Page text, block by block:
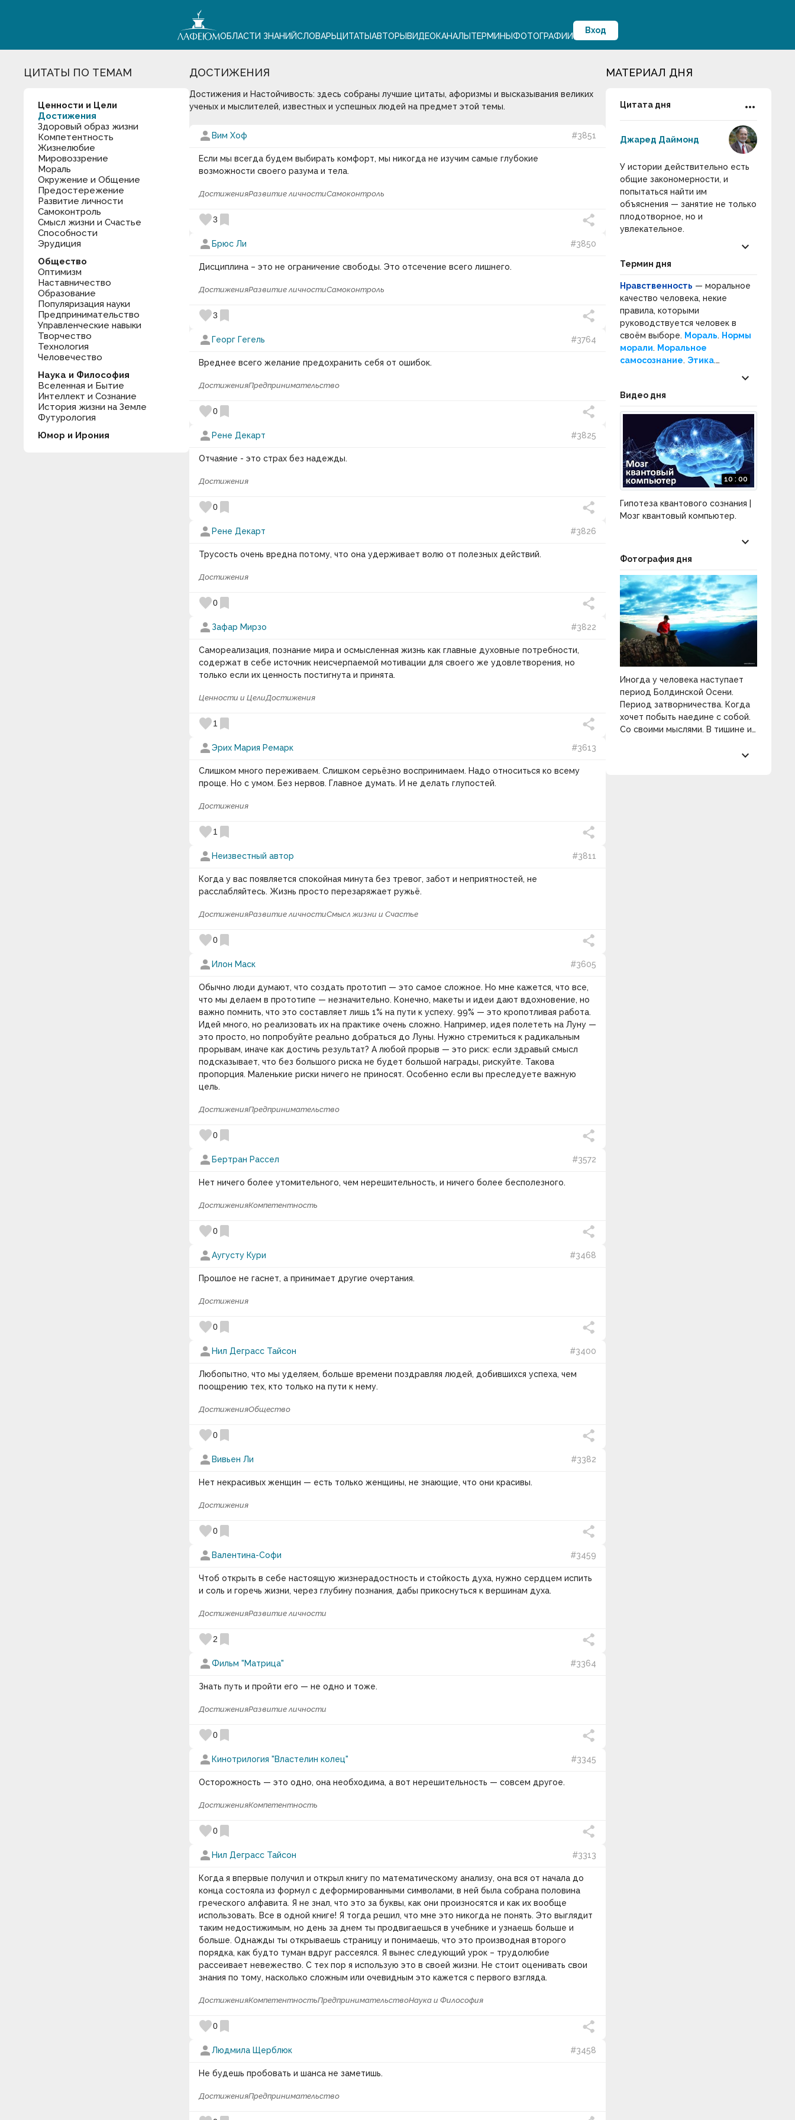
ОБЛАСТИ ЗНАНИЙСЛОВАРЬЦИТАТЫАВТОРЫВИДЕОКАНАЛЫТЕРМИНЫФОТОГРАФИИ
Вход
ЦИТАТЫ ПО ТЕМАМ
Ценности и Цели
Достижения
Здоровый образ жизни
Компетентность
Жизнелюбие
Мировоззрение
Мораль
Окружение и Общение
Предостережение
Развитие личности
Самоконтроль
Смысл жизни и Счастье
Способности
Эрудиция
Общество
Оптимизм
Наставничество
Образование
Популяризация науки
Предпринимательство
Управленческие навыки
Творчество
Технология
Человечество
Наука и Философия
Вселенная и Бытие
Интеллект и Сознание
История жизни на Земле
Футурология
Юмор и Ирония
ДОСТИЖЕНИЯ
Достижения и Настойчивость: здесь собраны лучшие цитаты, афоризмы и высказывания великих
ученых и мыслителей, известных и успешных людей на предмет этой темы.
person Вим Хоф #3851
Если мы всегда будем выбирать комфорт, мы никогда не изучим самые глубокие
возможности своего разума и тела.
ДостиженияРазвитие личностиСамоконтроль
favorite3 bookmark
person Брюс Ли #3850
Дисциплина – это не ограничение свободы. Это отсечение всего лишнего.
ДостиженияРазвитие личностиСамоконтроль
favorite3 bookmark
person Георг Гегель #3764
Вреднее всего желание предохранить себя от ошибок.
ДостиженияПредпринимательство
favorite0 bookmark
person Рене Декарт #3825
Отчаяние - это страх без надежды.
Достижения
favorite0 bookmark
person Рене Декарт #3826
Трусость очень вредна потому, что она удерживает волю от полезных действий.
Достижения
favorite0 bookmark
person Зафар Мирзо #3822
Самореализация, познание мира и осмысленная жизнь как главные духовные потребности,
содержат в себе источник неисчерпаемой мотивации для своего же удовлетворения, но
только если их ценность постигнута и принята.
Ценности и ЦелиДостижения
favorite1 bookmark
personЭрих Мария Ремарк #3613
Слишком много переживаем. Слишком серьёзно воспринимаем. Надо относиться ко всему
проще. Но с умом. Без нервов. Главное думать. И не делать глупостей.
Достижения
favorite1 bookmark
person Неизвестный автор #3811
Когда у вас появляется спокойная минута без тревог, забот и неприятностей, не
расслабляйтесь. Жизнь просто перезаряжает ружьё.
ДостиженияРазвитие личностиСмысл жизни и Счастье
favorite0 bookmark
person Илон Маск #3605
Обычно люди думают, что создать прототип — это самое сложное. Но мне кажется, что все,
что мы делаем в прототипе — незначительно. Конечно, макеты и идеи дают вдохновение, но
важно помнить, что это составляет лишь 1% на пути к успеху. 99% — это кропотливая работа.
Идей много, но реализовать их на практике очень сложно. Например, идея полететь на Луну —
это просто, но попробуйте реально добраться до Луны. Нужно стремиться к радикальным
прорывам, иначе как достичь результат? А любой прорыв — это риск: если здравый смысл
подсказывает, что без большого риска не будет большой награды, рискуйте. Такова
пропорция. Маленькие риски ничего не приносят. Особенно если вы преследуете важную
цель.
ДостиженияПредпринимательство
favorite0 bookmark
person Бертран Рассел #3572
Нет ничего более утомительного, чем нерешительность, и ничего более бесполезного.
ДостиженияКомпетентность
favorite0 bookmark
personАугусту Кури #3468
Прошлое не гаснет, а принимает другие очертания.
Достижения
favorite0 bookmark
person Нил Деграсс Тайсон #3400
Любопытно, что мы уделяем, больше времени поздравляя людей, добившихся успеха, чем
поощрению тех, кто только на пути к нему.
ДостиженияОбщество
favorite0 bookmark
person Вивьен Ли #3382
Нет некрасивых женщин — есть только женщины, не знающие, что они красивы.
Достижения
favorite0 bookmark
person Валентина-Софи #3459
Чтоб открыть в себе настоящую жизнерадостность и стойкость духа, нужно сердцем испить
и соль и горечь жизни, через глубину познания, дабы прикоснуться к вершинам духа.
ДостиженияРазвитие личности
favorite2 bookmark
personФильм "Матрица" #3364
Знать путь и пройти его — не одно и тоже.
ДостиженияРазвитие личности
favorite0 bookmark
person Кинотрилогия "Властелин колец" #3345
Осторожность — это одно, она необходима, а вот нерешительность — совсем другое.
ДостиженияКомпетентность
favorite0 bookmark
person Нил Деграсс Тайсон #3313
Когда я впервые получил и открыл книгу по математическому анализу, она вся от начала до
конца состояла из формул с деформированными символами, в ней была собрана половина
греческого алфавита. Я не знал, что это за буквы, как они произносятся и как их вообще
использовать. Все в одной книге! Я тогда решил, что мне это никогда не понять. Это выглядит
таким недостижимым, но день за днем ты продвигаешься в учебнике и узнаешь больше и
больше. Однажды ты открываешь страницу и понимаешь, что это производная второго
порядка, как будто туман вдруг рассеялся. Я вынес следующий урок – трудолюбие
рассеивает невежество. С тех пор я использую это в своей жизни. Не стоит оценивать свои
знания по тому, насколько сложным или очевидным это кажется с первого взгляда.
ДостиженияКомпетентностьПредпринимательствоНаука и Философия
favorite0 bookmark
personЛюдмила Щерблюк #3458
Не будешь пробовать и шанса не заметишь.
ДостиженияПредпринимательство
МАТЕРИАЛ ДНЯ
Цитата дня more_horiz
Джаред Даймонд
У истории действительно есть
общие закономерности, и
попытаться найти им
объяснения — занятие не только
плодотворное, но и
увлекательное.
keyboard_arrow_down
Термин дня
Нравственность — моральное
качество человека, некие
правила, которыми
руководствуется человек в
своём выборе. Мораль. Нормы
морали. Моральное
самосознание. Этика.
Социальное поведение
Социальные нормы.
keyboard_arrow_down
Видео дня
10 : 00
Гипотеза квантового сознания |
Мозг квантовый компьютер.
keyboard_arrow_down
Фотография дня
Иногда у человека наступает
период Болдинской Осени.
Период затворничества. Когда
хочет побыть наедине с собой.
Со своими мыслями. В тишине и
keyboard_arrow_down